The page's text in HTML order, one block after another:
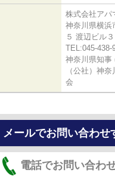
株式会社アパ
神奈川県横浜
５ 渡辺ビル３
TEL:045-438-
神奈川県知事
（公社）神
会
メールでお問い合わせ
電話でお問い合わ